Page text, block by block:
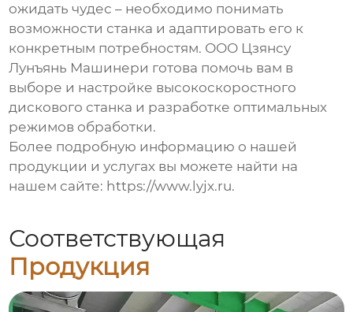
ожидать чудес – необходимо понимать
возможности станка и адаптировать его к
конкретным потребностям. ООО Цзянсу
Лунъянь Машинери готова помочь вам в
выборе и настройке высокоскоростного
дискового станка и разработке оптимальных
режимов обработки.
Более подробную информацию о нашей
продукции и услугах вы можете найти на
нашем сайте: https://www.lyjx.ru.
Соответствующая
Продукция